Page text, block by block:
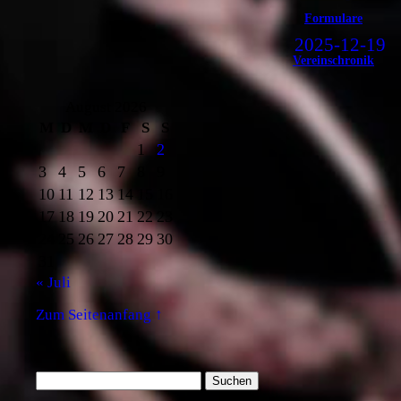
Formulare
Vereinschronik
2025-12-19
F S S
1
2
3
4 5 6 7
10 11 12 13 14
17 18 19 20 21 22 23
25 26 27 28 29 30
« Juli
Zum Seitenanfang ↑